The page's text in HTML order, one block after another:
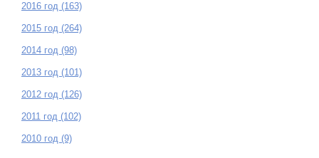
2016 год (163)
2015 год (264)
2014 год (98)
2013 год (101)
2012 год (126)
2011 год (102)
2010 год (9)